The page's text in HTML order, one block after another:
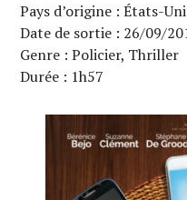
Pays d’origine : États-
Date de sortie : 26/09/
Genre : Policier, Thriller
Durée : 1h57